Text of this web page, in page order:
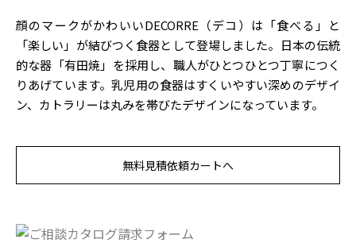
顔のマークがかわいいDECORRE（デコ）は「食べる」と
「楽しい」が結びつく食器として登場しました。日本の伝統
的な器「有田焼」を採用し、職人がひとつひとつ丁寧につく
りあげています。乳児用の食器はすくいやすい深めのデザイ
ン、カトラリーは丸みを帯びたデザインになっています。
無料見積依頼カートへ